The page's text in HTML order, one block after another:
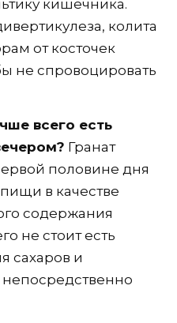
кишечника.
колита
от косточек
не спровоцировать
всего есть
Гранат
половине дня
в качестве
содержания
не стоит есть
сахаров и